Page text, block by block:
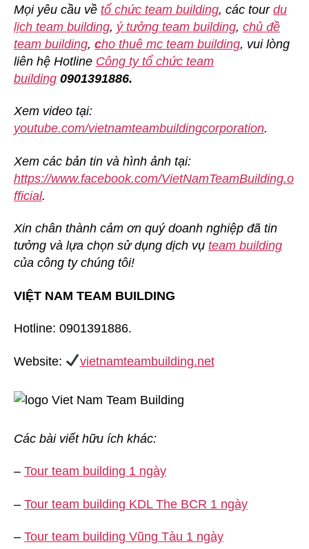
Mọi yêu cầu về tổ chức team building, các tour du
lịch team building, ý tưởng team building, chủ đề
team building, cho thuê mc team building, vui lòng
liên hệ Hotline Công ty tổ chức team
building 0901391886.
Xem video tại:
youtube.com/vietnamteambuildingcorporation.
Xem các bản tin và hình ảnh tại:
https://www.facebook.com/VietNamTeamBuilding.o
fficial.
Xin chân thành cảm ơn quý doanh nghiệp đã tin
tưởng và lựa chọn sử dụng dịch vụ team building
của công ty chúng tôi!
VIỆT NAM TEAM BUILDING
Hotline: 0901391886.
Website: vietnamteambuilding.net
Các bài viết hữu ích khác:
– Tour team building 1 ngày
– Tour team building KDL The BCR 1 ngày
– Tour team building Vũng Tàu 1 ngày